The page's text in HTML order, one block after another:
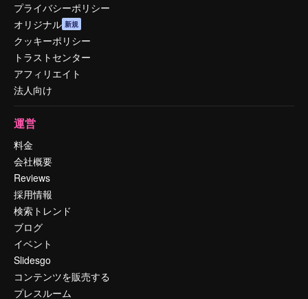
プライバシーポリシー
オリジナル 新規
クッキーポリシー
トラストセンター
アフィリエイト
法人向け
運営
料金
会社概要
Reviews
採用情報
検索トレンド
ブログ
イベント
Slidesgo
コンテンツを販売する
プレスルーム